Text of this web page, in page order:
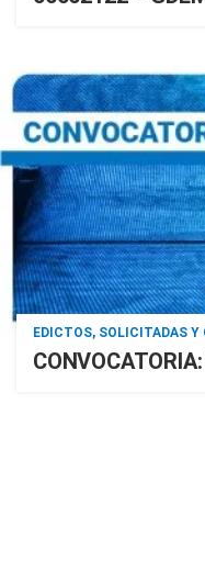
EDICTOS, SOLICITADAS Y